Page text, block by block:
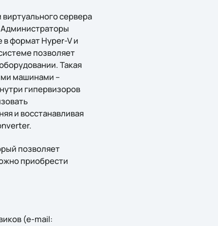
сервера
Администраторы
формат Hyper-V и
позволяет
Такая
машинами –
гипервизоров
и восстанавливая
позволяет
приобрести
(e-mail: